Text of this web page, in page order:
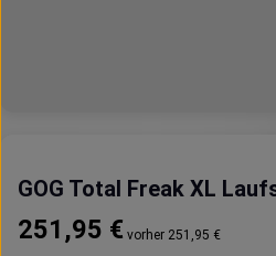
GOG Total Freak XL
Regulärer Preis:
251,95 € vorher 251,95 €